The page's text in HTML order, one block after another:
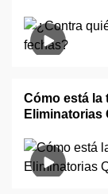
Cómo está la
Eliminatorias